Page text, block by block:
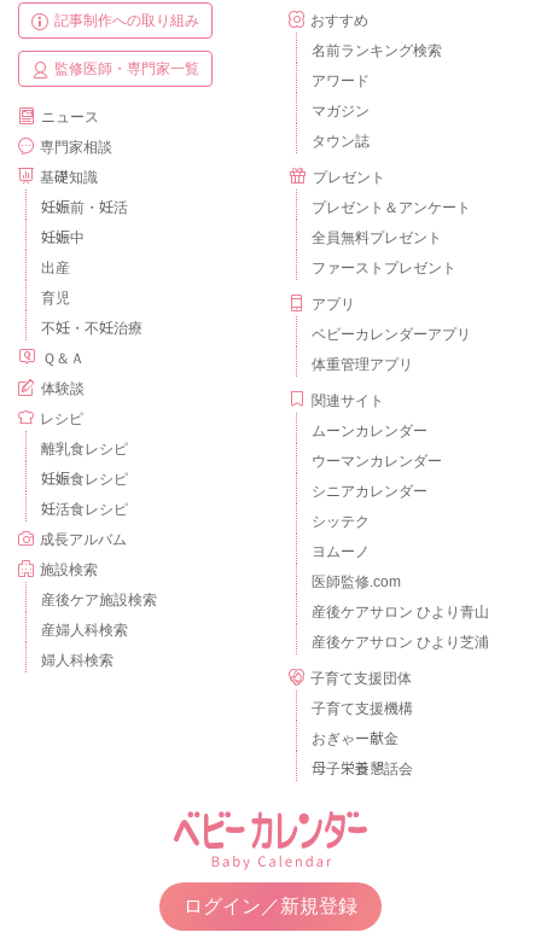
記事制作への取り組み
監修医師・専門家一覧
ニュース
専門家相談
基礎知識
妊娠前・妊活
妊娠中
出産
育児
不妊・不妊治療
Ｑ＆Ａ
体験談
レシピ
離乳食レシピ
妊娠食レシピ
妊活食レシピ
成長アルバム
施設検索
産後ケア施設検索
産婦人科検索
婦人科検索
おすすめ
名前ランキング検索
アワード
マガジン
タウン誌
プレゼント
プレゼント＆アンケート
全員無料プレゼント
ファーストプレゼント
アプリ
ベビーカレンダーアプリ
体重管理アプリ
関連サイト
ムーンカレンダー
ウーマンカレンダー
シニアカレンダー
シッテク
ヨムーノ
医師監修.com
産後ケアサロン ひより青山
産後ケアサロン ひより芝浦
子育て支援団体
子育て支援機構
おぎゃー献金
母子栄養懇話会
ログイン／新規登録